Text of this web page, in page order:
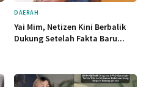
DAERAH
Yai Mim, Netizen Kini Berbalik
Dukung Setelah Fakta Baru...